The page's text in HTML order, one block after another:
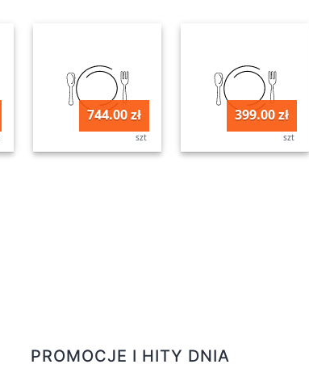
744.00 zł
szt
399.00 zł
szt
PROMOCJE I HITY DNIA